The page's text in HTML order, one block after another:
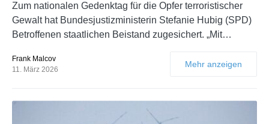
Zum nationalen Gedenktag für die Opfer terroristischer
Gewalt hat Bundesjustizministerin Stefanie Hubig (SPD)
Betroffenen staatlichen Beistand zugesichert. „Mit…
Frank Malcov
11. März 2026
Mehr anzeigen